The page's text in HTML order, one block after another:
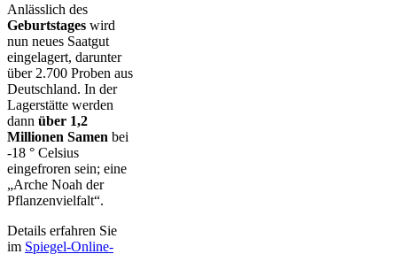
Anlässlich des
Geburtstages wird
nun neues Saatgut
eingelagert, darunter
über 2.700 Proben aus
Deutschland. In der
Lagerstätte werden
dann über 1,2
Millionen Samen bei
-18 ° Celsius
eingefroren sein; eine
„Arche Noah der
Pflanzenvielfalt“.
Details erfahren Sie
im Spiegel-Online-